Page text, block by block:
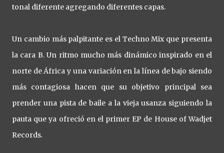
tonal diferente agregando diferentes capas.
Un cambio más palpitante es el Techno Mix que presenta
la cara B. Un ritmo mucho más dinámico inspirado en el
norte de África y una variación en la línea de bajo siendo
más contagiosa hacen que su objetivo principal sea
prender una pista de baile a la vieja usanza siguiendo la
pauta que ya ofreció en el primer EP de House of Wadjet
Records.